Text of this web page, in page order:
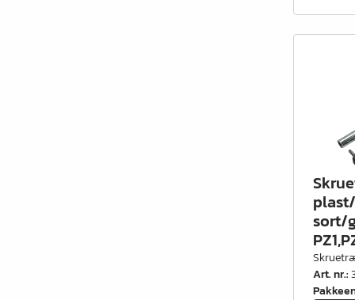
sort/
Art. nr.: